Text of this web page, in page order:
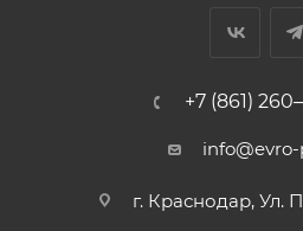
+7 (861)
г. Краснодар, ​Ул.